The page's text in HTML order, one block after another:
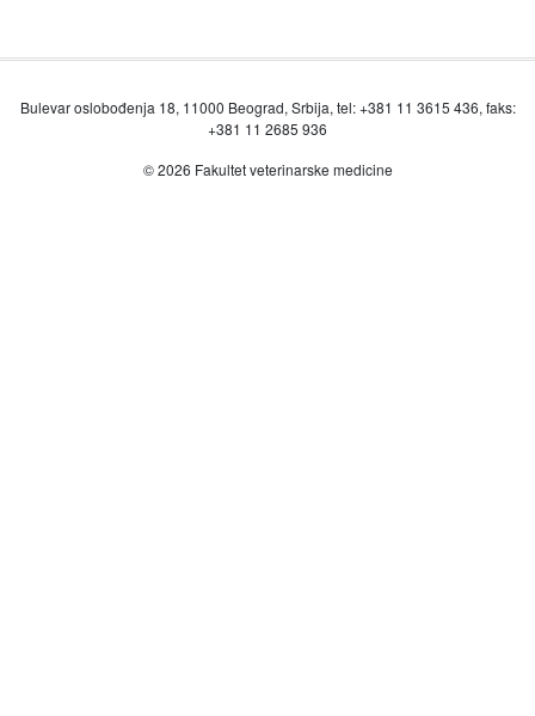
Bulevar oslobođenja 18, 11000 Beograd, Srbija, tel: +381 11 3615 436, faks:
+381 11 2685 936
© 2026 Fakultet veterinarske medicine